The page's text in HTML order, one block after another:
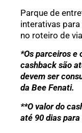
Parque de
interativas
no roteiro de
*Os parceiros e
cashback são
devem ser
da Bee Fenati.
**O valor do
até 90 dias